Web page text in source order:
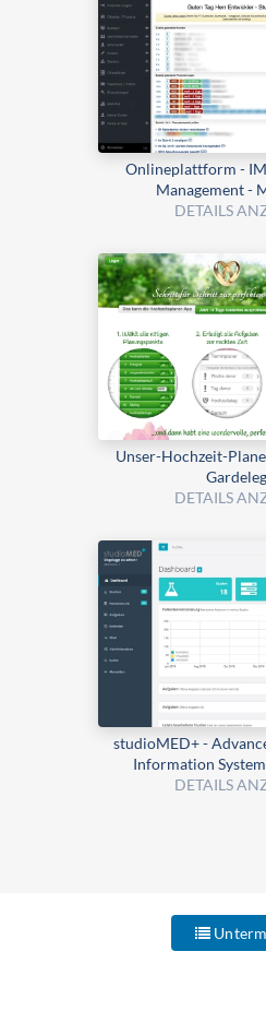
Onlineplattform -
Management -
DETAILS
Unser-Hochzeit-
DETAILS
studioMED+ -
Information
DETAILS